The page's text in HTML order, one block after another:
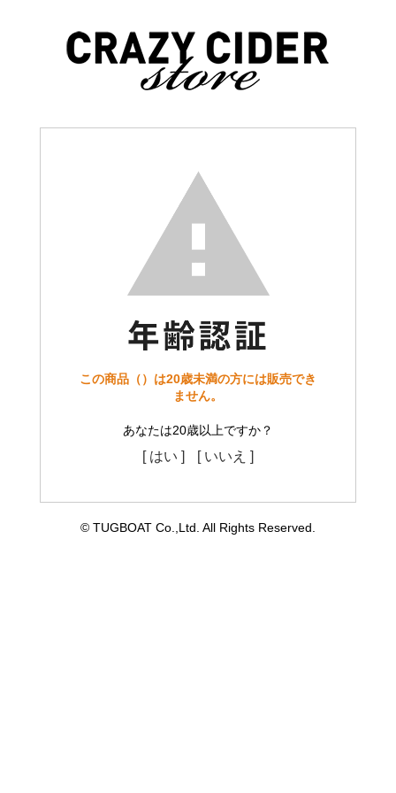
この商品（）は20歳未満の方には販売でき
ません。
あなたは20歳以上ですか？
[ はい ] [ いいえ ]
©︎ TUGBOAT Co.,Ltd. All Rights Reserved.